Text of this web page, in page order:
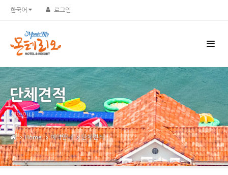
한국어 로그인
단체견적
예약안내
Home 예약안내 단체견적
Sketchbook5, 스케치북5